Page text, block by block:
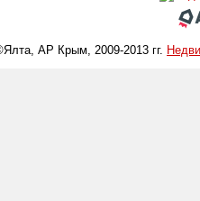
АР Крым, 2009-2013 гг.